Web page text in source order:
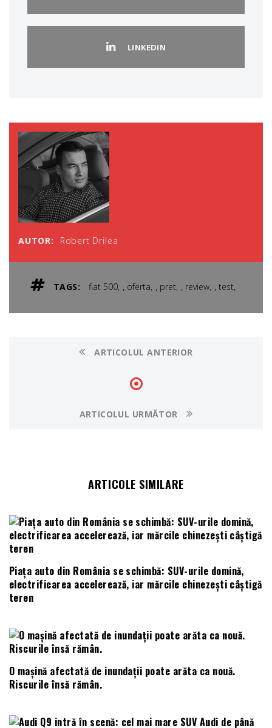
LINKEDIN
AUTOR: Robert Drilea
TAGS: fiat 500 , oferta , pret , review ,test,
ARTICOLUL ANTERIOR
ARTICOLUL URMĂTOR
ARTICOLE SIMILARE
Piața auto din România se schimbă: SUV-urile domină,
electrificarea accelerează, iar mărcile chinezești câștigă
teren
O mașină afectată de inundații poate arăta ca nouă.
Riscurile însă rămân.